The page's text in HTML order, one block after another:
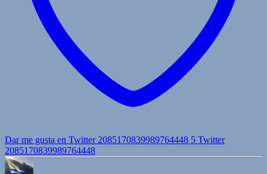
Dar me gusta en Twitter 2085170839989764448 5 Twitter
2085170839989764448